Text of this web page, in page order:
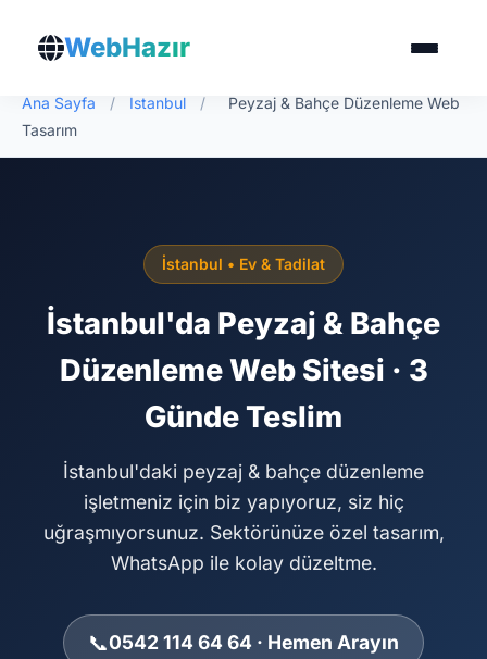
WebHazır
Ana Sayfa / İstanbul /
Peyzaj & Bahçe Düzenleme Web
Tasarım
İstanbul • Ev & Tadilat
İstanbul'da Peyzaj & Bahçe
Düzenleme Web Sitesi · 3
Günde Teslim
İstanbul'daki peyzaj & bahçe düzenleme
işletmeniz için biz yapıyoruz, siz hiç
uğraşmıyorsunuz. Sektörünüze özel tasarım,
WhatsApp ile kolay düzeltme.
📞0542 114 64 64 · Hemen Arayın